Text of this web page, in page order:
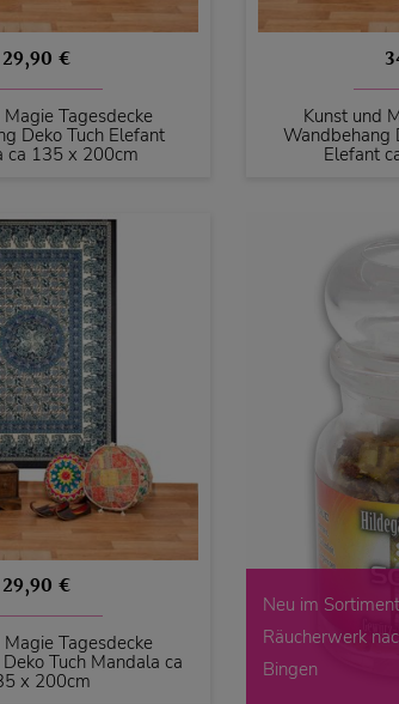
29,90 €
Magie Tagesdecke
Deko Tuch Elefant
ca 135 x 200cm
Kunst und
Wandbehang
Elefant
29,90 €
Magie Tagesdecke
Tuch Mandala ca
x 200cm
Neu im
Räucherwerk
Bingen